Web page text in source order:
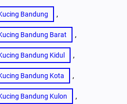
Bandung ,
Bandung Barat ,
Bandung Kidul ,
Bandung Kota ,
Bandung Kulon ,